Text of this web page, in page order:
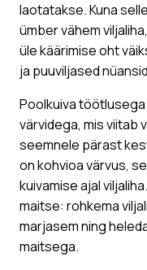
laotatakse. Kuna
ümber vähem
üle käärimise oht
ja puuviljased
Poolkuiva
värvidega, mis viitab
seemnele pärast
on kohvioa värvus,
kuivamise ajal
maitse: rohkema
marjasem ning
maitsega.